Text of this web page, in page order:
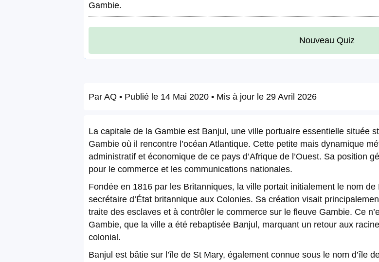
Gambie.
Nouveau Quiz
Par AQ • Publié le 14 Mai 2020 • Mis à jour le 29 Avril 2026
La capitale de la Gambie est Banjul, une ville portuaire essentielle située
Gambie où il rencontre l’océan Atlantique. Cette petite mais dynamique
administratif et économique de ce pays d’Afrique de l’Ouest. Sa position
pour le commerce et les communications nationales.
Fondée en 1816 par les Britanniques, la ville portait initialement le nom
secrétaire d’État britannique aux Colonies. Sa création visait
traite des esclaves et à contrôler le commerce sur le fleuve Gambie. Ce
Gambie, que la ville a été rebaptisée Banjul, marquant un retour aux
colonial.
Banjul est bâtie sur l’île de St Mary, également connue sous le nom d’île